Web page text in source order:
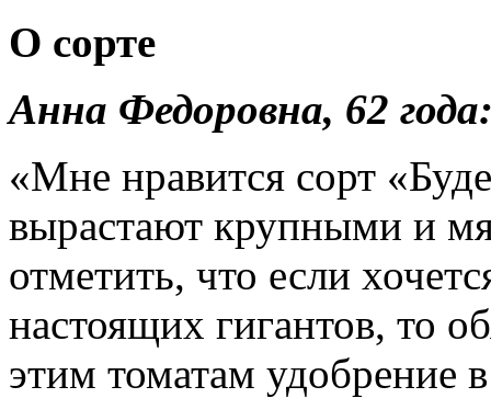
О сорте
Анна Федоровна, 62
«Мне нравится сорт
вырастают крупными и
отметить, что если
настоящих гигантов, то
этим томатам удобрение